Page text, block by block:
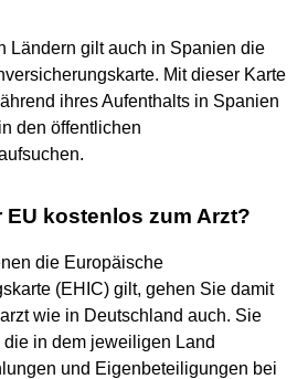
Ländern gilt auch in Spanien die
Mit dieser Karte
ihres Aufenthalts in Spanien
den öffentlichen
EU kostenlos zum Arzt?
die Europäische
(EHIC) gilt, gehen Sie damit
wie in Deutschland auch. Sie
in dem jeweiligen Land
und Eigenbeteiligungen bei